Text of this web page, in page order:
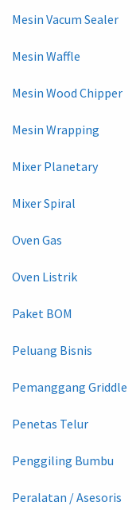
Mesin Vacum Sealer
Mesin Waffle
Mesin Wood Chipper
Mesin Wrapping
Mixer Planetary
Mixer Spiral
Oven Gas
Oven Listrik
Paket BOM
Peluang Bisnis
Pemanggang Griddle
Penetas Telur
Penggiling Bumbu
Peralatan / Asesoris